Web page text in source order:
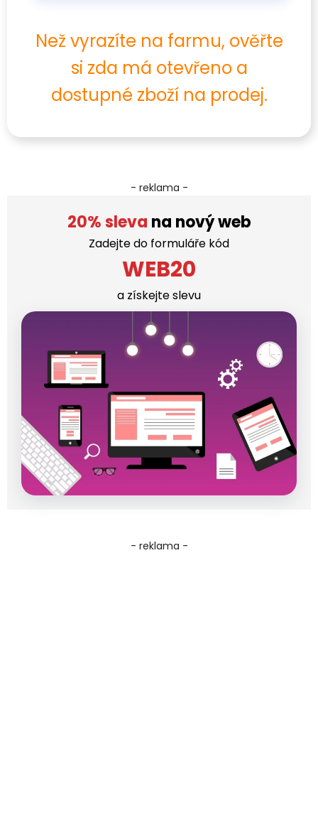
Než vyrazíte na farmu, ověřte
si zda má otevřeno a
dostupné zboží na prodej.
- reklama -
20% sleva na nový web
Zadejte do formuláře kód
WEB20
a získejte slevu
- reklama -